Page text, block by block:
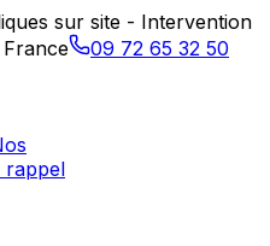
sur site - Intervention
09 72 65 32 50
rappel